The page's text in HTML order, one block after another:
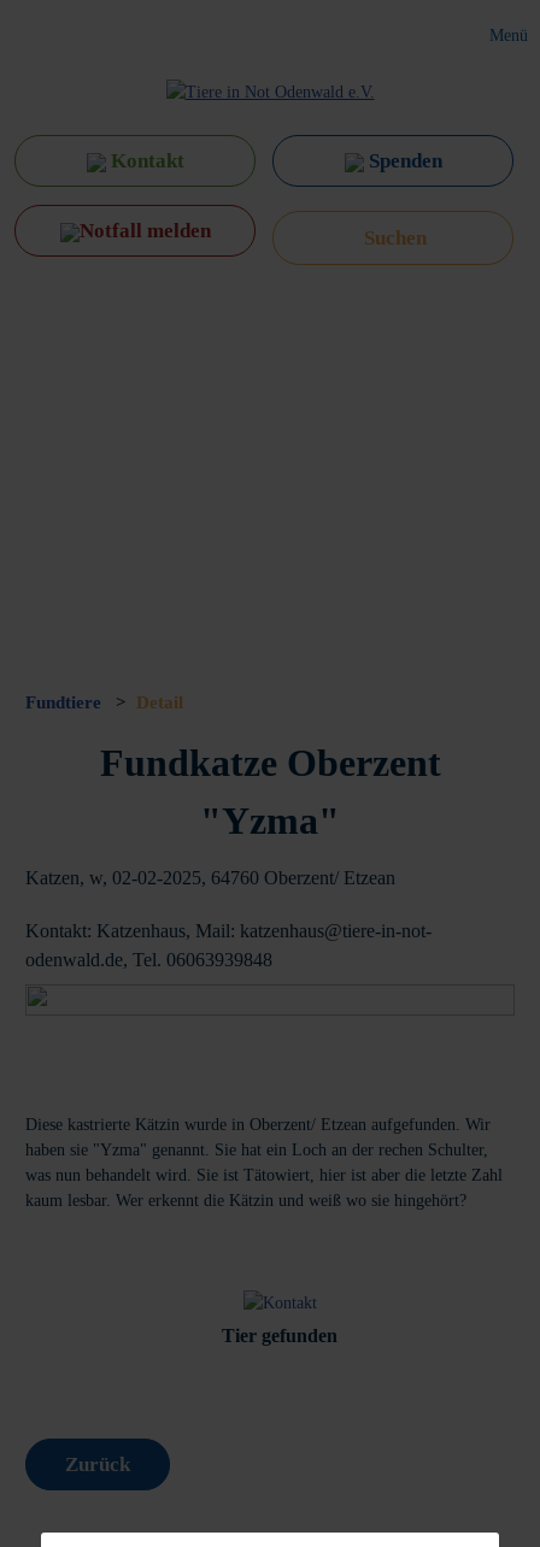
Menü
Kontakt Spenden
Notfall melden
Fundtiere > Detail
Fundkatze Oberzent
"Yzma"
Katzen, w, 02-02-2025, 64760 Oberzent/ Etzean
Kontakt: Katzenhaus, Mail: katzenhaus@tiere-in-not-
odenwald.de, Tel. 06063939848
Diese kastrierte Kätzin wurde in Oberzent/ Etzean aufgefunden. Wir
haben sie "Yzma" genannt. Sie hat ein Loch an der rechen Schulter,
was nun behandelt wird. Sie ist Tätowiert, hier ist aber die letzte Zahl
kaum lesbar. Wer erkennt die Kätzin und weiß wo sie hingehört?
Tier gefunden
Zurück